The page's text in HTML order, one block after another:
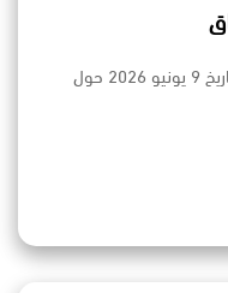
محامية في الرياض تحديث قانوني بتاريخ 9 يونيو 2026 حول